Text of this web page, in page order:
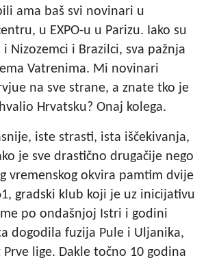
ama baš svi novinari u
u EXPO-u u Parizu. Iako su
Nizozemci i Brazilci, sva pažnja
Vatrenima. Mi novinari
na sve strane, a znate tko je
Hrvatsku? Onaj kolega.
iste strasti, ista iščekivanja,
je sve drastično drugačije nego
vremenskog okvira pamtim dvije
gradski klub koji je uz inicijativu
po ondašnjoj Istri i godini
dogodila fuzija Pule i Uljanika,
Prve lige. Dakle točno 10 godina